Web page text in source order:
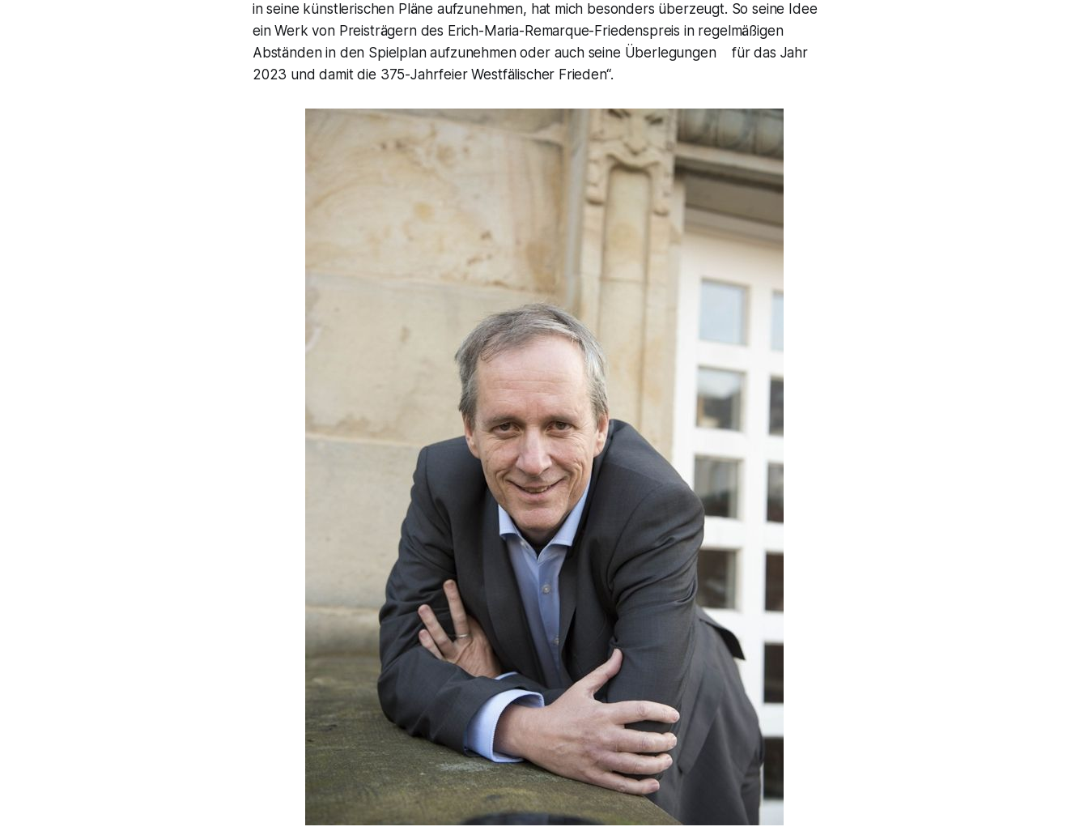
in seine künstlerischen Pläne aufzunehmen, hat mich besonders überzeugt. So seine Idee
ein Werk von Preisträgern des Erich-Maria-Remarque-Friedenspreis in regelmäßigen
Abständen in den Spielplan aufzunehmen oder auch seine Überlegungen für das Jahr
2023 und damit die 375-Jahrfeier Westfälischer Frieden“.